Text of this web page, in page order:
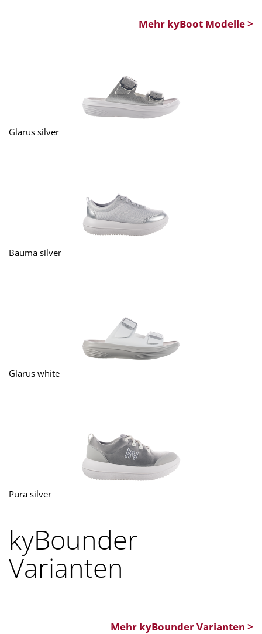
Mehr kyBoot Modelle >
Glarus silver
Bauma silver
Glarus white
Pura silver
kyBounder
Varianten
Mehr kyBounder Varianten >